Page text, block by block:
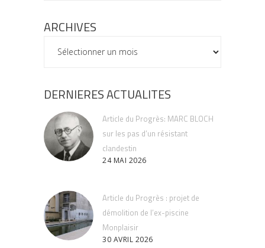
ARCHIVES
ARCHIVES
DERNIERES ACTUALITES
Article du Progrès: MARC BLOCH
sur les pas d’un résistant
clandestin
24 MAI 2026
Article du Progrès : projet de
démolition de l’ex-piscine
Monplaisir
30 AVRIL 2026